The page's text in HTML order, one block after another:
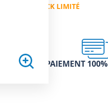
EN STOCK LIMITÉ
PAIEMENT